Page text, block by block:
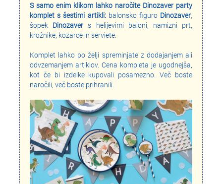
S samo enim klikom lahko naročite Dinozaver party
komplet s šestimi artikli:balonsko figuro Dinozaver,
šopek Dinozaver s helijevimi baloni, namizni prt,
krožnike, kozarce in serviete.
Komplet lahko po želji spreminjate z dodajanjem ali
odvzemanjem artiklov. Cena kompleta je ugodnejša,
kot če bi izdelke kupovali posamezno. Več boste
naročili, več boste prihranili.